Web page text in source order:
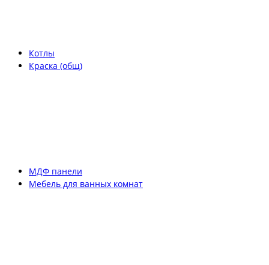
Котлы
Краска (общ)
МДФ панели
Мебель для ванных комнат